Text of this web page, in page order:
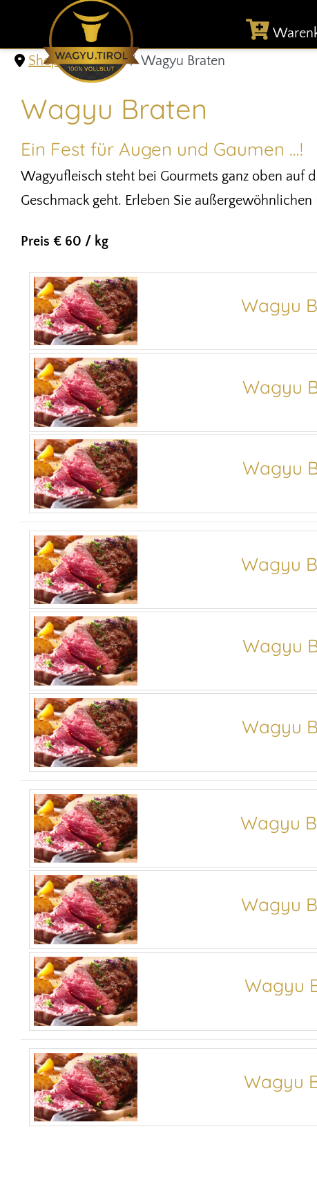
Shop & Versand
Wagyu Braten
Wagyu Braten
Ein Fest für Augen und Gaumen …!
Wagyufleisch steht bei Gourmets ganz oben auf
Geschmack geht. Erleben Sie
Preis € 60 / kg
Wagyu
Wagyu
Wagyu
Wagyu
Wagyu
Wagyu
Wagyu
Wagyu
Wagyu
Wagyu